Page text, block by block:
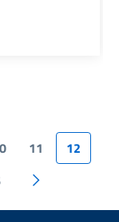
11
12